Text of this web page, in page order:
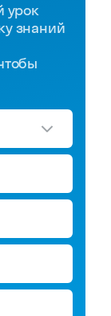
урок
знаний